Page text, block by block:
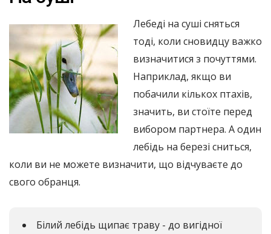
Лебеді на суші сняться
тоді, коли сновидцу важко
визначитися з почуттями.
Наприклад, якщо ви
побачили кількох птахів,
значить, ви стоїте перед
вибором партнера. А один
лебідь на березі сниться,
коли ви не можете визначити, що відчуваєте до
свого обранця.
Білий лебідь щипає траву - до вигідної